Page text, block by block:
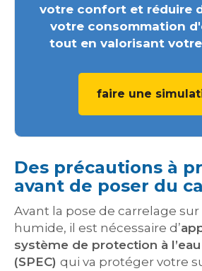
votre confort et réduire
votre consommation
tout en valorisant
faire une
Des précautions à
avant de poser du
Avant la pose de carrelage
humide, il est nécessaire d’
système de protection à
(SPEC) qui va protéger votre